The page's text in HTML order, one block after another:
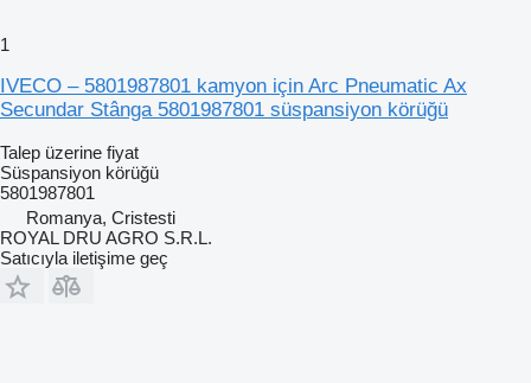
1
IVECO – 5801987801 kamyon için Arc Pneumatic Ax
Secundar Stânga 5801987801 süspansiyon körüğü
Talep üzerine fiyat
Süspansiyon körüğü
5801987801
Romanya, Cristesti
ROYAL DRU AGRO S.R.L.
Satıcıyla iletişime geç